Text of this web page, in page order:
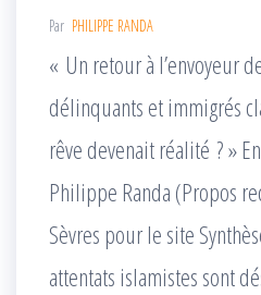
Par PHILIPPE RANDA
« Un retour à l’envoyeur
délinquants et immigrés
rêve devenait réalité ? »
Philippe Randa (Propos
Sèvres pour le site
attentats islamistes sont